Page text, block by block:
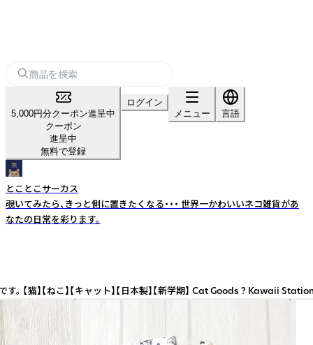
5,000円分クーポン進呈中
クーポン
進呈中
無料で登録
ログイン
メニュー
言語
とことこサーカス
覗いてみたら、きっと側に置きたくなる・・・ 世界一かわいいネコ雑貨があ
なたの日常を彩ります。
【猫】【ねこ】【キャット】【日本製】【新学期】 Cat Goods ?